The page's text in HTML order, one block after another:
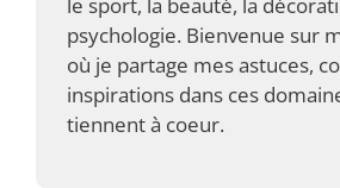
psychologie. Bienvenue sur
où je partage mes astuces,
inspirations dans ces
tiennent à coeur.